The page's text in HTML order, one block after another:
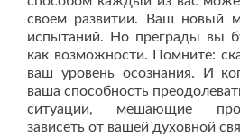
своем развитии. Ваш новый
испытаний. Но преграды вы
как возможности. Помните:
ваш уровень осознания. И
ваша способность
ситуации, мешающие
зависеть от вашей духовной